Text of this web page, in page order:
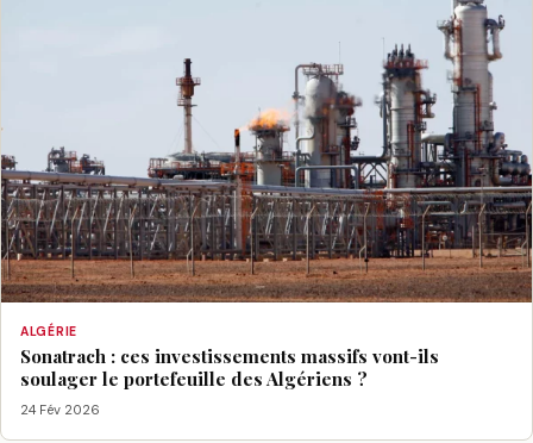
ALGÉRIE
Sonatrach : ces investissements massifs vont-ils
soulager le portefeuille des Algériens ?
24 Fév 2026